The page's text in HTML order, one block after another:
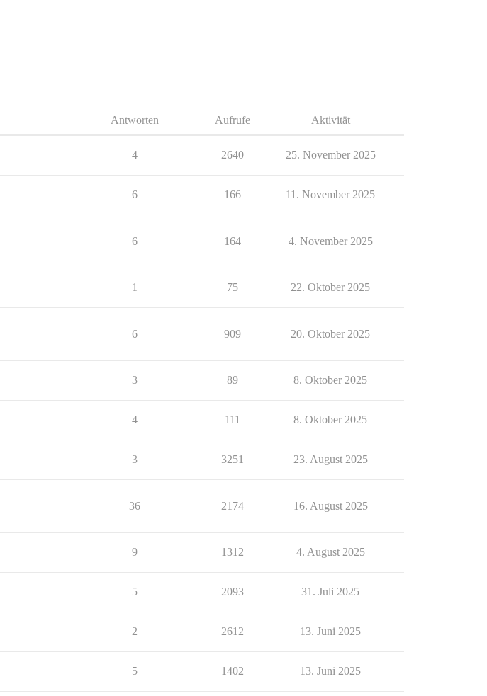
Antworten Aufrufe Aktivität
4 2640 25. November 2025
6 166 11. November 2025
6 164 4. November 2025
1 75 22. Oktober 2025
6 909 20. Oktober 2025
3 89 8. Oktober 2025
4 111 8. Oktober 2025
3 3251 23. August 2025
36 2174 16. August 2025
9 1312 4. August 2025
5 2093 31. Juli 2025
2 2612 13. Juni 2025
5 1402 13. Juni 2025